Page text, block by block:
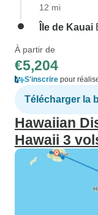
12 mi
Île de Kauai
À partir de
€5,204
S'inscrire pour
Télécharger la
Hawaiian
Hawaii 3